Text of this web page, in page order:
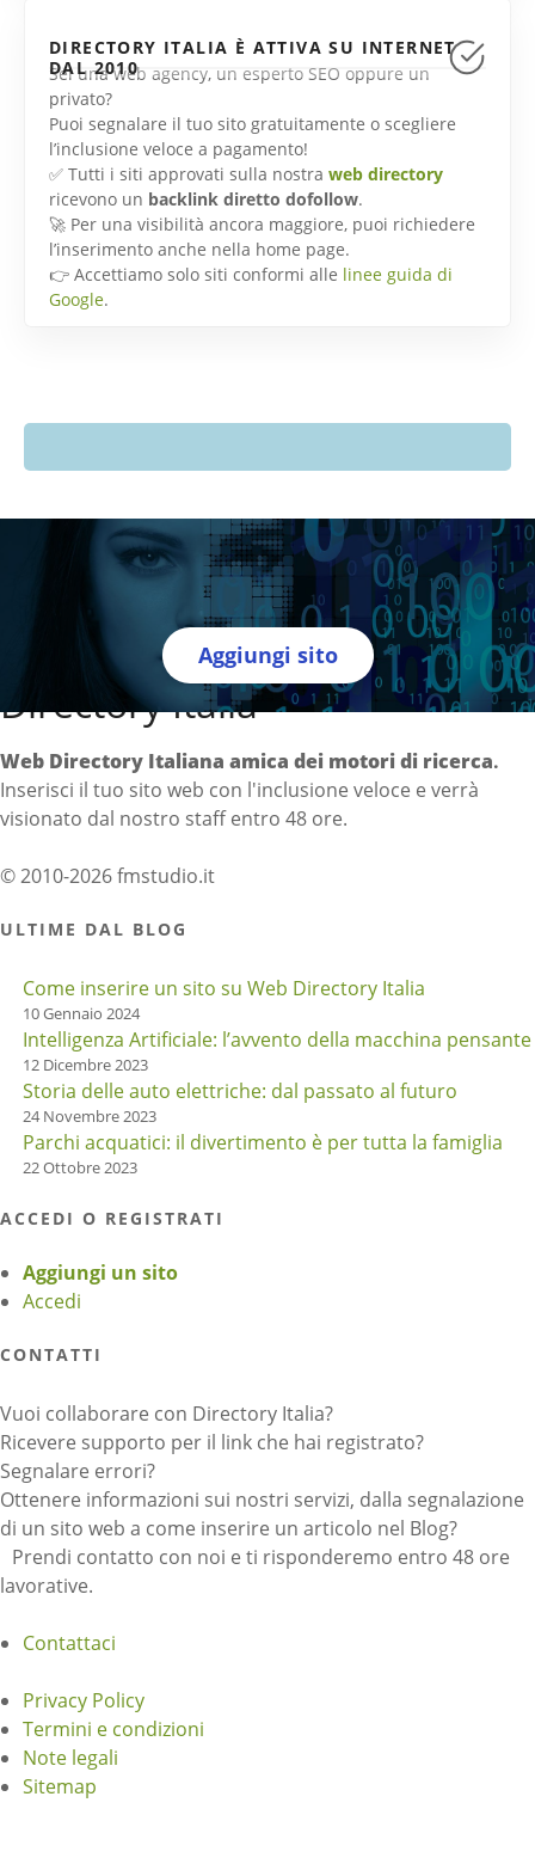
DIRECTORY ITALIA È ATTIVA SU INTERNET
DAL 2010
Sei una web agency, un esperto SEO oppure un
privato?
Puoi segnalare il tuo sito gratuitamente o scegliere
l’inclusione veloce a pagamento!
✅ Tutti i siti approvati sulla nostra web directory
ricevono un backlink diretto dofollow.
🚀 Per una visibilità ancora maggiore, puoi richiedere
l’inserimento anche nella home page.
👉 Accettiamo solo siti conformi alle linee guida di
Google.
Aggiungi sito
Directory Italia
Web Directory Italiana amica dei motori di ricerca.
Inserisci il tuo sito web con l'inclusione veloce e verrà
visionato dal nostro staff entro 48 ore.
© 2010-2026 fmstudio.it
ULTIME DAL BLOG
Come inserire un sito su Web Directory Italia
10 Gennaio 2024
Intelligenza Artificiale: l’avvento della macchina pensante
12 Dicembre 2023
Storia delle auto elettriche: dal passato al futuro
24 Novembre 2023
Parchi acquatici: il divertimento è per tutta la famiglia
22 Ottobre 2023
ACCEDI O REGISTRATI
Aggiungi un sito
Accedi
CONTATTI
Vuoi collaborare con Directory Italia?
Ricevere supporto per il link che hai registrato?
Segnalare errori?
Ottenere informazioni sui nostri servizi, dalla segnalazione
di un sito web a come inserire un articolo nel Blog?
Prendi contatto con noi e ti risponderemo entro 48 ore
lavorative.
Contattaci
Privacy Policy
Termini e condizioni
Note legali
Sitemap